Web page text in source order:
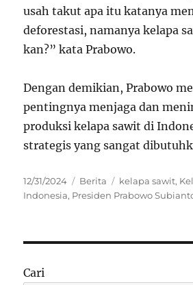
usah takut apa itu katanya
deforestasi, namanya kelapa
kan?” kata Prabowo.
Dengan demikian, Prabowo
pentingnya menjaga dan
produksi kelapa sawit di
strategis yang sangat
Posted
on
12/31/2024 Categories
Berita Tags
kelapa sawit,
Indonesia, Presiden Prabowo
Cari